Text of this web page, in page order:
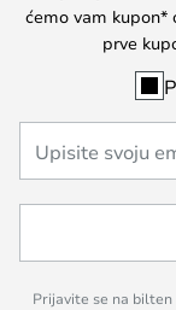
ćemo vam
prve
Prijavite se na